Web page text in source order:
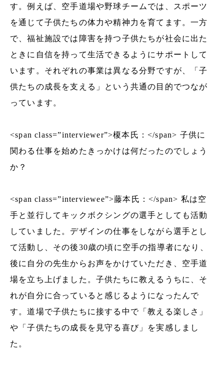
す。例えば、空手道場や野球チームでは、スポーツ
を通じて子供たちの体力や精神力を育てます。一方
で、福祉施設では障害を持つ子供たちが社会に出た
ときに自信を持って生活できるようにサポートして
います。それぞれの事業は異なる分野ですが、「子
供たちの成長を支える」という共通の目的でつなが
っています。
<span class=”interviewer”>榎本氏：</span> 子供に
関わる仕事を始めたきっかけは何だったのでしょう
か？
<span class=”interviewee”>藤本氏：</span> 私は空
手と並行してキックボクシングの選手としても活動
していました。デザインの仕事をしながら選手とし
て活動し、その後30歳の頃に空手の指導者になり、
後に自分の先生からお声をかけていただき、空手道
場を立ち上げました。子供たちに教えるうちに、そ
れが自分に合っていると感じるようになったんで
す。道場で子供たちに接する中で「教える楽しさ」
や「子供たちの成長を見守る喜び」を実感しまし
た。